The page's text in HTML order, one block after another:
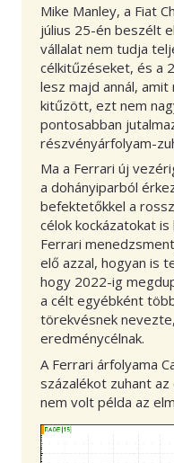
Mike Manley, a Fiat
július 25-én beszélt
vállalat nem tudja
célkitűzéseket, és a
lesz majd annál,
kitűzött, ezt nem
pontosabban
részvényárfolyam-
Ma a Ferrari új
a dohányiparból
befektetőkkel a
célok kockázatokat
Ferrari
elő azzal, hogyan is
hogy 2022-ig
a célt egyébként
törekvésnek
eredménycélnak.
A Ferrari árfolyama
százalékot zuhant
nem volt példa az